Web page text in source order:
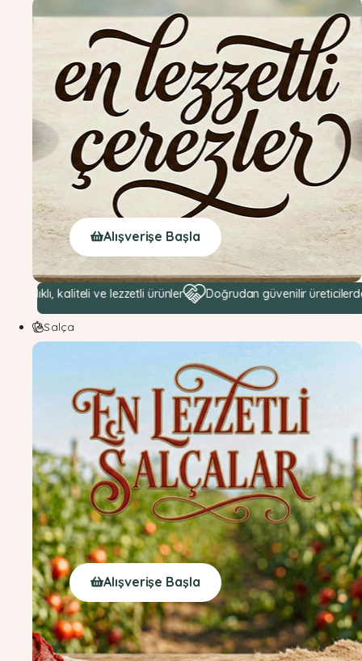
Alışverişe Başla
ve lezzetli ürünler Doğrudan güvenilir üreticilerden
Salça
Alışverişe Başla